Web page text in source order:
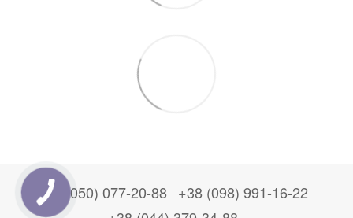
+38 (050) 077-20-88 +38 (098) 991-16-22